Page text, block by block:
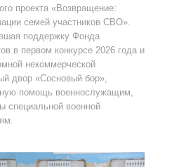
проекта «Возвращение:
семей участников СВО».
поддержку Фонда
в первом конкурсе 2026 года и
некоммерческой
двор «Сосновый бор»,
помощь военнослужащим,
специальной военной